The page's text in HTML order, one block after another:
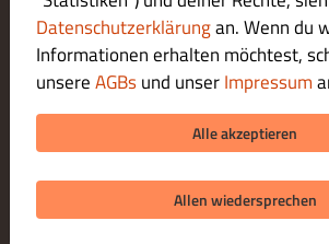
Kontaktiere uns
Datenschutzerklärung
Allgemeine Geschäftsbedingungen
Impressum
ZAHLUNGSARTEN BEI ABHOLUNG
Datenschutzerklärungan. Wenn du
Informationen erhalten möchtest,
unsereAGBsund unserImpressum
Alle akzeptieren
Allen wiedersprechen